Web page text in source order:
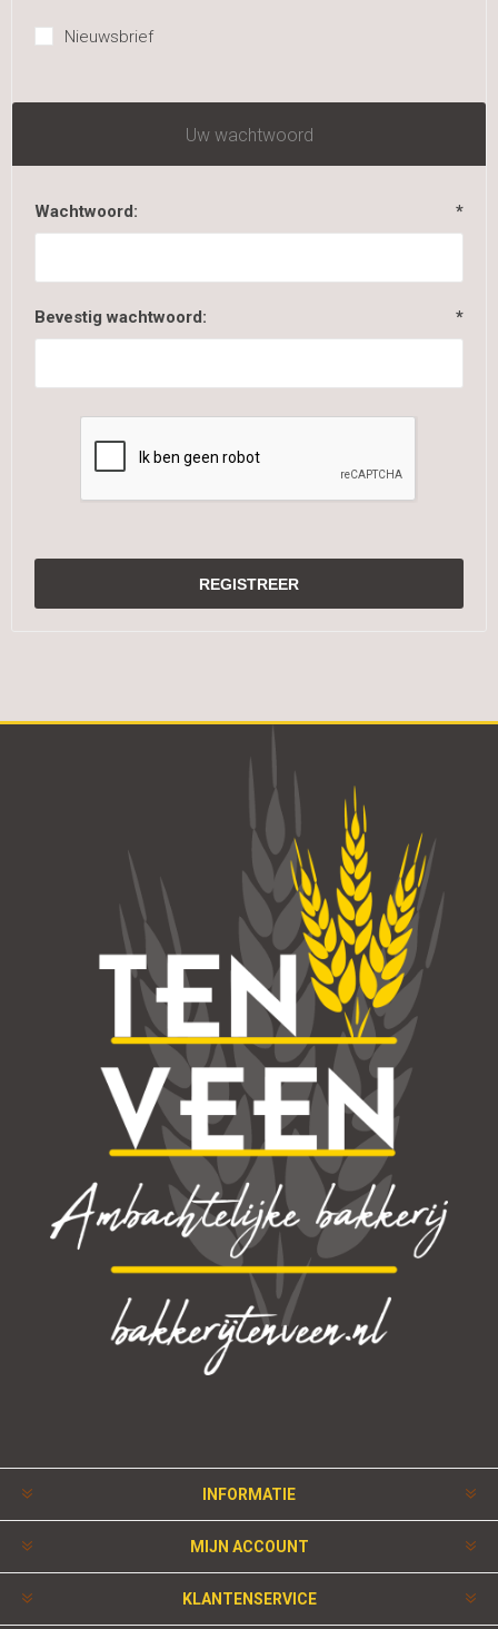
Nieuwsbrief
Uw wachtwoord
Wachtwoord: *
Bevestig wachtwoord: *
INFORMATIE
MIJN ACCOUNT
KLANTENSERVICE